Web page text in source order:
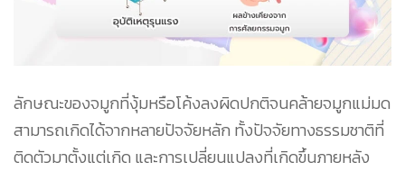
ลักษณะของจมูกที่งุ้มหรือโค้งลงผิดปกติจนคล้ายจมูกแม่มด
สามารถเกิดได้จากหลายปัจจัยหลัก ทั้งปัจจัยทางธรรมชาติที่
ติดตัวมาตั้งแต่เกิด และการเปลี่ยนแปลงที่เกิดขึ้นภายหลัง